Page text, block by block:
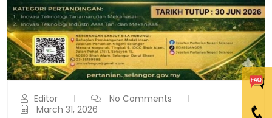
Editor
No Comments
March 31, 2026